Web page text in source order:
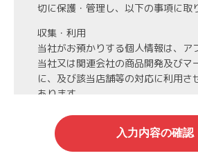
切に保護・管理し、以下の事項に取
収集・利用
当社がお預かりする個人情報は、ア
当社又は関連会社の商品開発及びマ
に、及び該当店舗等の対応に利用さ
あります。
第3者への開示・委託先の管理
当社がお預かりする個人情報は、お
得た場合や法令等に基づく開示・提